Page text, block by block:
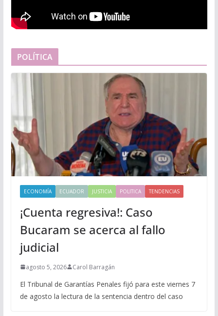
POLÍTICA
ECONOMÍA ECUADOR JUSTICIA POLITICA TENDENCIAS
¡Cuenta regresiva!: Caso
Bucaram se acerca al fallo
judicial
agosto 5, 2026 Carol Barragán
El Tribunal de Garantías Penales fijó para este viernes 7
de agosto la lectura de la sentencia dentro del caso